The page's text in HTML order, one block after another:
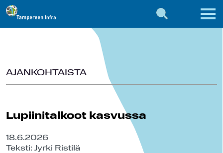
AJANKOHTAISTA
Lupiinitalkoot kasvussa
18.6.2026
Teksti: Jyrki Ristilä